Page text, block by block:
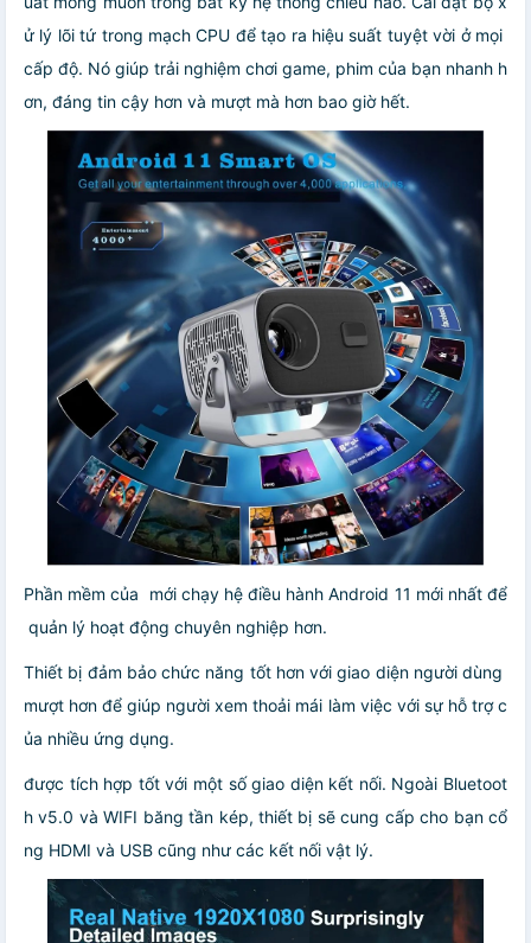
ử lý lõi tứ trong mạch CPU để tạo ra hiệu suất tuyệt vời ở mọi
cấp độ. Nó giúp trải nghiệm chơi game, phim của bạn nhanh h
ơn, đáng tin cậy hơn và mượt mà hơn bao giờ hết.
Phần mềm của mới chạy hệ điều hành Android 11 mới nhất để
quản lý hoạt động chuyên nghiệp hơn.
Thiết bị đảm bảo chức năng tốt hơn với giao diện người dùng
mượt hơn để giúp người xem thoải mái làm việc với sự hỗ trợ c
ủa nhiều ứng dụng.
được tích hợp tốt với một số giao diện kết nối. Ngoài Bluetoot
h v5.0 và WIFI băng tần kép, thiết bị sẽ cung cấp cho bạn cổ
ng HDMI và USB cũng như các kết nối vật lý.